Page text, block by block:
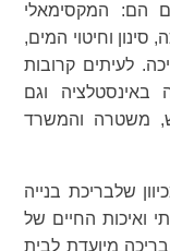
הם: המקסימאלי
וחיטוי המים,
לעיתים קרובות
וגם
אש, משטרה והמשרד
שלבריכת בנייה
ואיכות החיים של
מיועדת לבית